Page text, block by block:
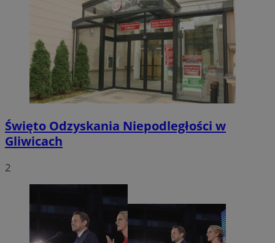
Święto Odzyskania Niepodległości w
Gliwicach
2